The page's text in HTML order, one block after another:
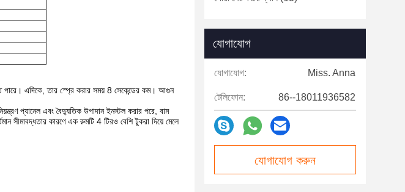
পারে। এদিকে, তার স্প্রে করার সময় 8 সেকেন্ডের কম। আগুন
প্যানেল এবং বৈদ্যুতিক উপাদান ইনস্টল করার পরে, বাম
সীমাবদ্ধতার কারণে এক রুমটি 4 টিরও বেশি টুকরা দিয়ে মেলে
যোগাযোগ
যোগাযোগ: Miss. Anna
টেলিফোন: 86--18011936582
যোগাযোগ করুন